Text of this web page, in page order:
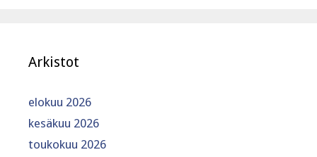
Arkistot
elokuu 2026
kesäkuu 2026
toukokuu 2026